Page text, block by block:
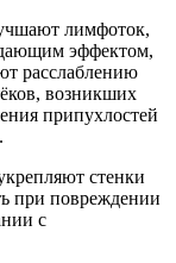
лимфоток,
эффектом,
расслаблению
возникших
припухлостей
стенки
при повреждении
с